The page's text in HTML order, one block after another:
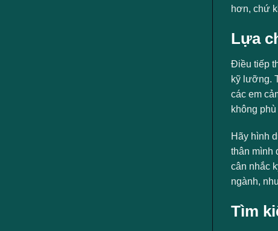
hơn, chứ
Lựa
Điều tiếp
kỹ lưỡng.
các em
không
Hãy hình
thân mình
cân nhắc
ngành,
Tìm